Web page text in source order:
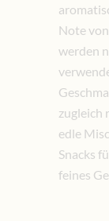
Note
werden
zugleich
edle
Snacks
feines